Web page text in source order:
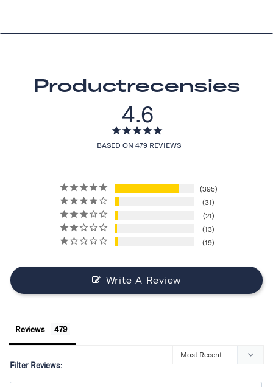
Productrecensies
4.6
BASED ON 479 REVIEWS
395
31
21
13
19
Write A Review
Reviews
Filter Reviews: